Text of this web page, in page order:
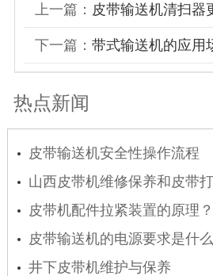
上一篇： 皮带输送机清扫器
下一篇： 带式输送机的应用
热点新闻
皮带输送机安全性操作流程
山西皮带机维修保养和皮带
皮带机配件拉紧装置的原理？
皮带输送机的电源要求是什么
井下皮带机维护与保养